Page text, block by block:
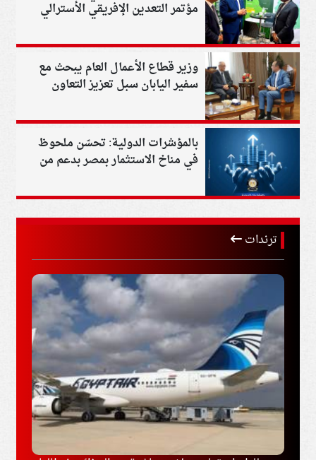
مؤتمر التعدين الإفريقي الأسترالي
وزير قطاع الأعمال العام يبحث مع
سفير اليابان سبل تعزيز التعاون
بالمؤشرات الدولية: تحسّن ملحوظ
في مناخ الاستثمار بمصر بدعم من
السياسات الحكومية وتطوير البنية
التحتية
ترندات